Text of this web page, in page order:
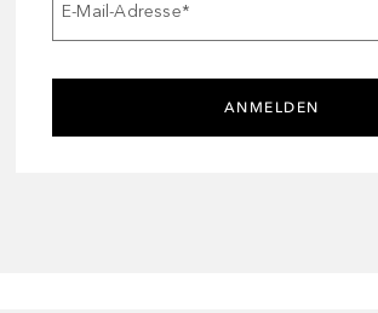
E-Mail-Adresse*
ANMELDEN